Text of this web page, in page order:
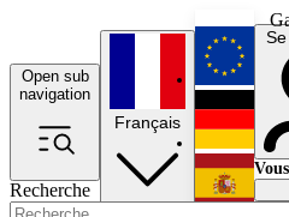
Open sub
navigation
Recherche
Français